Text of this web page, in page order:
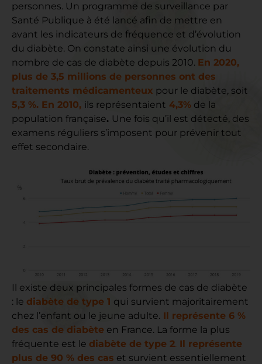
personnes. Un programme de surveillance par
Santé Publique à été lancé afin de mettre en
avant les indicateurs de fréquence et d’évolution
du diabète. On constate ainsi une évolution du
nombre de cas de diabète depuis 2010. En 2020,
plus de 3,5 millions de personnes ont des
traitements médicamenteux pour le diabète, soit
5,3 %. En 2010, ils représentaient 4,3% de la
population française. Une fois qu’il est détecté, des
examens réguliers s’imposent pour prévenir tout
effet secondaire.
Il existe deux principales formes de cas de diabète
: le diabète de type 1 qui survient majoritairement
chez l’enfant ou le jeune adulte. Il représente 6 %
des cas de diabète en France. La forme la plus
fréquente est le diabète de type 2. Il représente
plus de 90 % des cas et survient essentiellement